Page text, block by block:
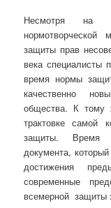
Несмотря на
защиты прав
века
время нормы
качественно
общества. К тому
трактовке самой
защиты. Время
документа,
достижения
современные
всемерной защиты